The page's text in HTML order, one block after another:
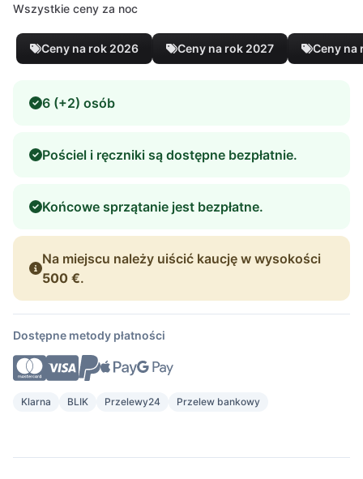
Wszystkie ceny za noc
Ceny na rok 2026 Ceny na rok 2027 Ceny na
6 (+2) osób
Pościel i ręczniki są dostępne bezpłatnie.
Końcowe sprzątanie jest bezpłatne.
Na miejscu należy uiścić kaucję w wysokości
500 €.
Dostępne metody płatności
Klarna BLIK Przelewy24 Przelew bankowy